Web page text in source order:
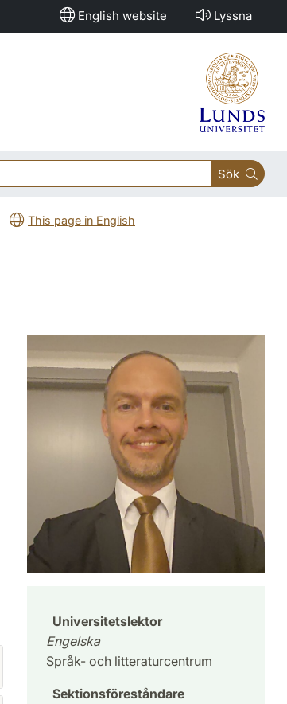
English website Lyssna
Sök
This page in English
Universitetslektor
Engelska
Språk- och litteraturcentrum
Sektionsföreståndare